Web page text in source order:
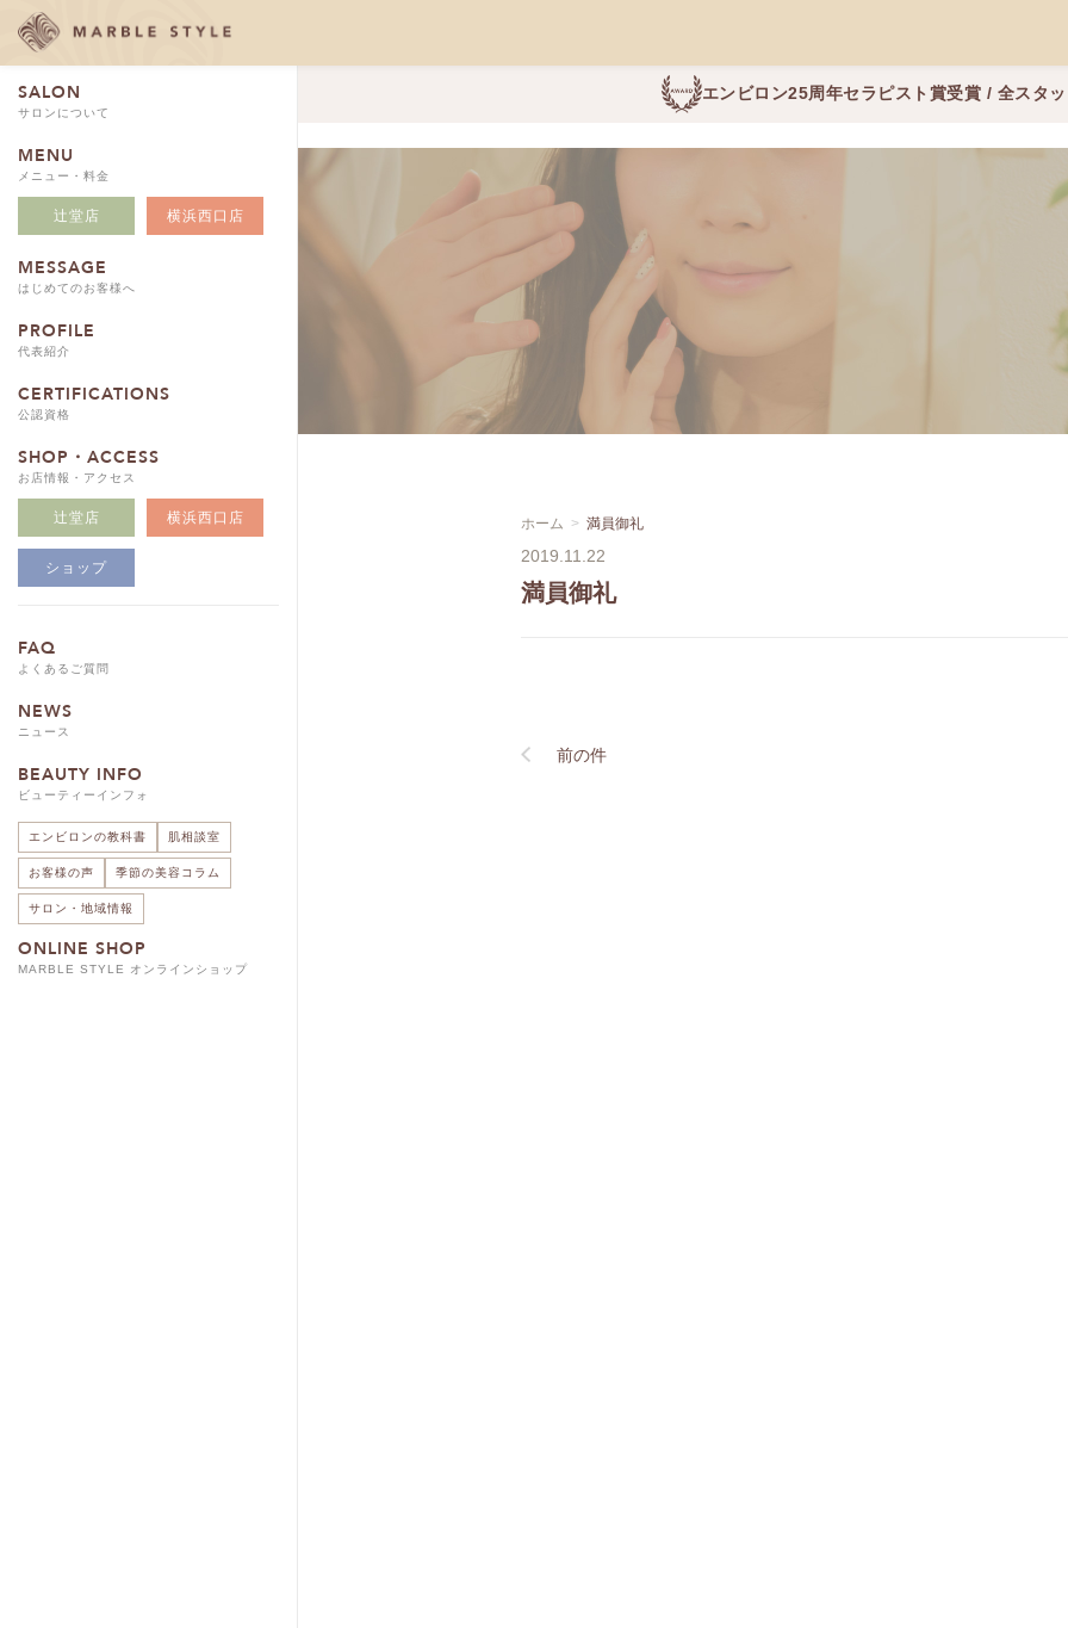
SALON
サロンについて
MENU
メニュー・料金
辻堂店 横浜西口店
MESSAGE
はじめてのお客様へ
PROFILE
代表紹介
CERTIFICATIONS
公認資格
SHOP・ACCESS
お店情報・アクセス
辻堂店 横浜西口店
ショップ
FAQ
よくあるご質問
NEWS
ニュース
BEAUTY INFO
ビューティーインフォ
エンビロンの教科書 肌相談室
お客様の声 季節の美容コラム
サロン・地域情報
ONLINE SHOP
MARBLE STYLE オンラインショップ
エンビロン25周年セラピスト賞受賞 / 全スタ
ホーム 満員御礼
2019.11.22
満員御礼
前の件